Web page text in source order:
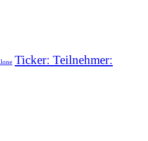
Ticker: Teilnehmer: